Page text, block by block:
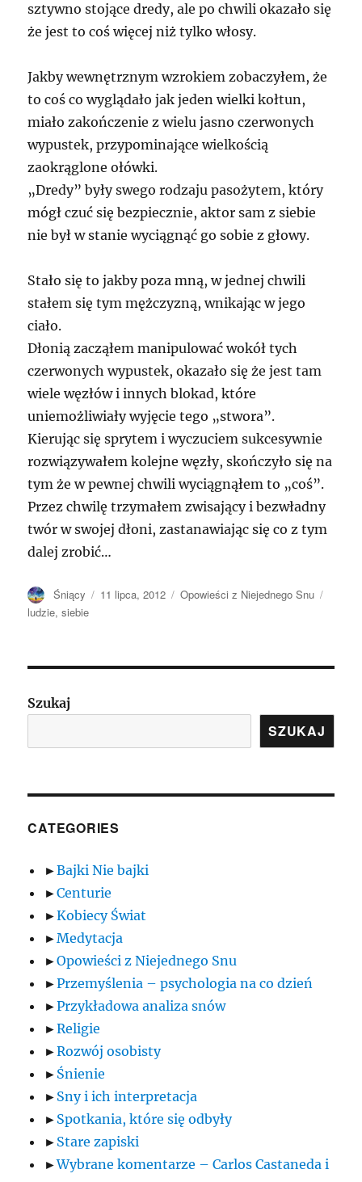
sztywno stojące dredy, ale po chwili okazało się
że jest to coś więcej niż tylko włosy.
Jakby wewnętrznym wzrokiem zobaczyłem, że
to coś co wyglądało jak jeden wielki kołtun,
miało zakończenie z wielu jasno czerwonych
wypustek, przypominające wielkością
zaokrąglone ołówki.
„Dredy” były swego rodzaju pasożytem, który
mógł czuć się bezpiecznie, aktor sam z siebie
nie był w stanie wyciągnąć go sobie z głowy.
Stało się to jakby poza mną, w jednej chwili
stałem się tym mężczyzną, wnikając w jego
ciało.
Dłonią zacząłem manipulować wokół tych
czerwonych wypustek, okazało się że jest tam
wiele węzłów i innych blokad, które
uniemożliwiały wyjęcie tego „stwora”.
Kierując się sprytem i wyczuciem sukcesywnie
rozwiązywałem kolejne węzły, skończyło się na
tym że w pewnej chwili wyciągnąłem to „coś”.
Przez chwilę trzymałem zwisający i bezwładny
twór w swojej dłoni, zastanawiając się co z tym
dalej zrobić…
Autor
Śniący Opublikowano
11 lipca, 2012 Kategorie
Opowieści z Niejednego Snu
ludzie,siebie
Szukaj
SZUKAJ
CATEGORIES
►Bajki Nie bajki
►Centurie
►Kobiecy Świat
►Medytacja
►Opowieści z Niejednego Snu
►Przemyślenia – psychologia na co dzień
►Przykładowa analiza snów
►Religie
►Rozwój osobisty
► Śnienie
► Sny i ich interpretacja
► Spotkania, które się odbyły
► Stare zapiski
►Wybrane komentarze – Carlos Castaneda i